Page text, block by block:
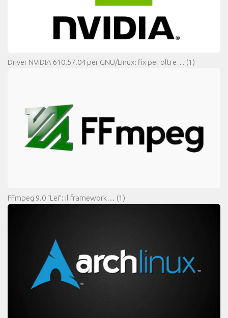
Driver NVIDIA 610.57.04 per GNU/Linux: fix per oltre… (1)
FFmpeg 9.0 “Lei”: il framework… (1)